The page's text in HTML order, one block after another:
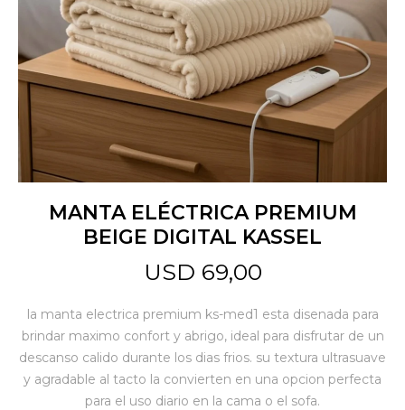
MANTA ELÉCTRICA PREMIUM
BEIGE DIGITAL KASSEL
USD 69,00
la manta electrica premium ks-med1 esta disenada para
brindar maximo confort y abrigo, ideal para disfrutar de un
descanso calido durante los dias frios. su textura ultrasuave
y agradable al tacto la convierten en una opcion perfecta
para el uso diario en la cama o el sofa.
Tecnología
Deportes
Jardín y Aire Libre
Bazar
Juguetes y artículos para bebé